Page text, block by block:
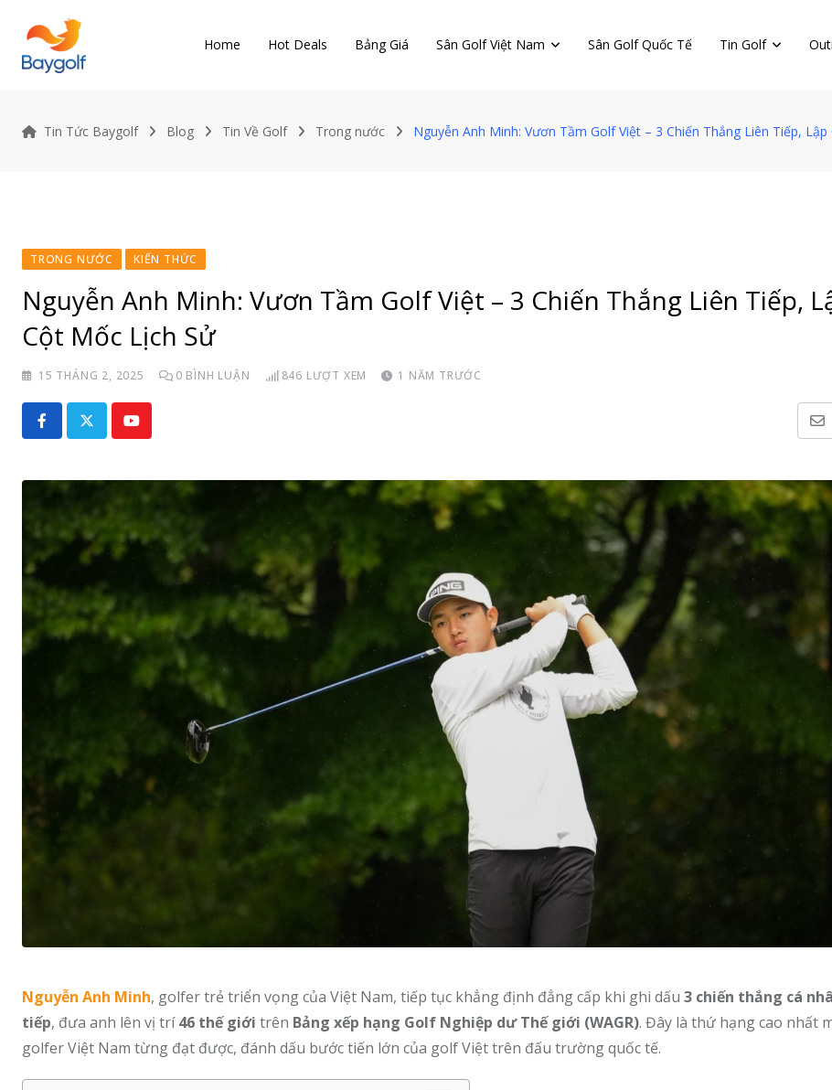
content
Home Hot Deals Bảng Giá Sân Golf Việt Nam Sân Golf Quốc Tế Tin Golf
Tin Tức Baygolf Blog Tin Về Golf Trong nước Nguyễn Anh Minh: Vươn Tầm Golf Việt – 3 Chiến Thắng Liên Tiếp,
TRONG NƯỚC KIẾN THỨC
Nguyễn Anh Minh: Vươn Tầm Golf Việt – 3 Chiến Thắng Liên Tiếp,
Cột Mốc Lịch Sử
15 THÁNG 2, 2025 0 BÌNH LUẬN 846 LƯỢT XEM 1 NĂM TRƯỚC
Youtube
Nguyễn Anh Minh, golfer trẻ triển vọng của Việt Nam, tiếp tục khẳng định đẳng cấp khi ghi dấu 3 chiến thắng cá
tiếp, đưa anh lên vị trí46 thế giới trên Bảng xếp hạng Golf Nghiệp dư Thế giới (WAGR). Đây là thứ hạng cao nhất
golfer Việt Nam từng đạt được, đánh dấu bước tiến lớn của golf Việt trên đấu trường quốc tế.